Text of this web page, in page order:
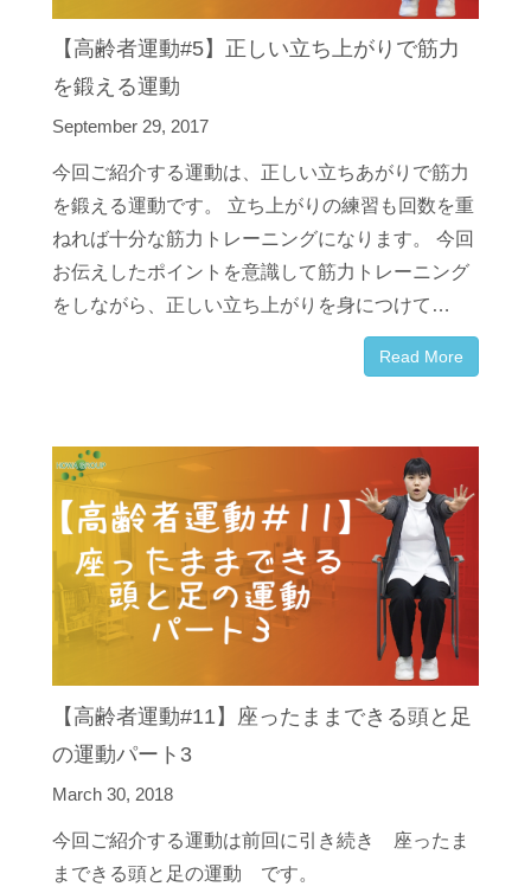
【高齢者運動#5】正しい立ち上がりで筋力
を鍛える運動
September 29, 2017
今回ご紹介する運動は、正しい立ちあがりで筋力
を鍛える運動です。 立ち上がりの練習も回数を重
ねれば十分な筋力トレーニングになります。 今回
お伝えしたポイントを意識して筋力トレーニング
をしながら、正しい立ち上がりを身につけて…
Read More
【高齢者運動#11】座ったままできる頭と足
の運動パート3
March 30, 2018
今回ご紹介する運動は前回に引き続き 座ったま
まできる頭と足の運動 です。